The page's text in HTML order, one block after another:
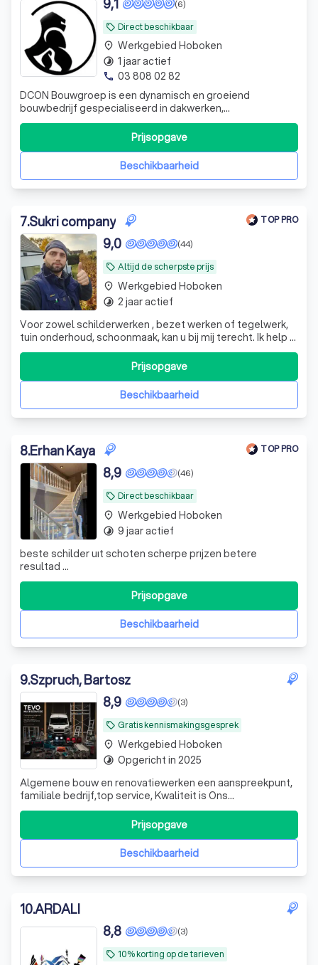
local_offer Direct beschikbaar
(6)
DCON Bouwgroep is een dynamisch en groeiend
bouwbedrijf gespecialiseerd in dakwerken,
totaalrenovaties en energie-oplossingen. Met een focus
op kwaliteit, betrouwbaarheid en service van begin tot
eind
Beschikbaarheid
Prijsopgave
place Werkgebied Hoboken
timelapse 1 jaar actief
phone 03 808 02 82
7.Sukri company TOP PRO
local_offer Altijd de scherpste prijs
(44)
9,0
Voor zowel schilderwerken , bezet werken of tegelwerk,
tuin onderhoud, schoonmaak, kan u bij mij terecht. Ik help u
op een professionele manier.
Beschikbaarheid
Prijsopgave
place Werkgebied Hoboken
timelapse 2 jaar actief
8.Erhan Kaya TOP PRO
local_offer Direct beschikbaar
(46)
8,9
beste schilder uıt schoten scherpe prıjzen betere
resultad …
Beschikbaarheid
Prijsopgave
place Werkgebied Hoboken
timelapse 9 jaar actief
9.Szpruch, Bartosz
local_offer Gratis kennismakingsgesprek
(3)
8,9
Algemene bouw en renovatiewerken een aanspreekpunt,
familiale bedrijf,top service, Kwaliteit is Ons
prioriteit.Beschikbaar voor Particulieren alsook Industrie.
Beschikbaarheid
Prijsopgave
place Werkgebied Hoboken
timelapse Opgericht in 2025
10.ARDALI
local_offer 10% korting op de tarieven
(3)
8,8